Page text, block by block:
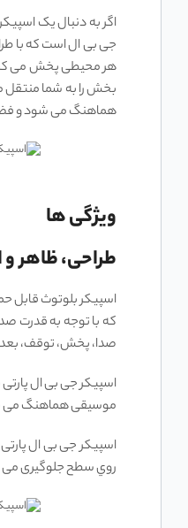
اگر به دنبال یک
هماهنگ می ‌شود و فضای
ویژگی ها
طراحی، ظاهر و
صدا، پخش، توقف،
موسیقی هماهنگ می‌ شود
روي سطح جلوگيری می